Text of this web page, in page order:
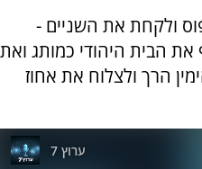
ולקחת את השניים -
הבית היהודי כמותג ואת
הרך ולצלוח את אחוז